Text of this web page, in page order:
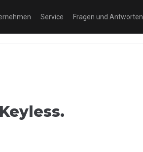
Service Fragen und Antworten